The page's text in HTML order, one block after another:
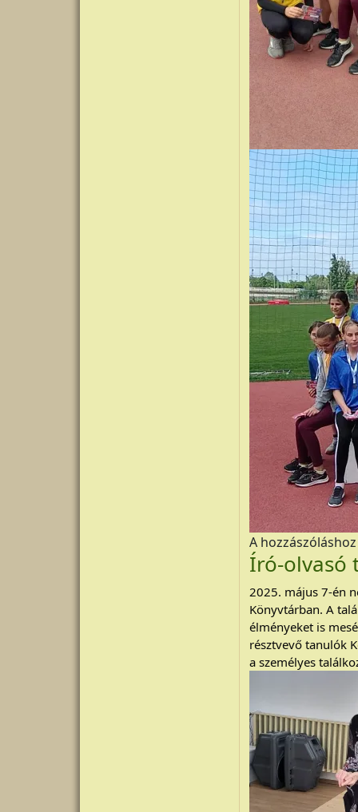
A
Író-olvasó
2025. május 7-én
Könyvtárban. A
élményeket is
résztvevő tanulók
a személyes